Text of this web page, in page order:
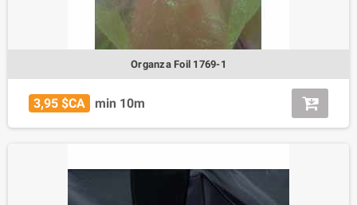
Organza Foil 1769-1
3,95 $CA min 10m